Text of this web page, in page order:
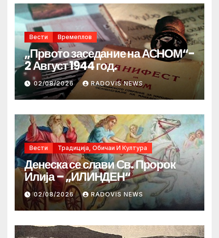
Вести Времеплов
„Првото заседание на АСНОМ“-
2 Август 1944 год.
02/08/2026 RADOVIS NEWS
Вести Традиција, Обичаи И Култура
Денеска се слави Св. Пророк
Илија – „ИЛИНДЕН“
02/08/2026 RADOVIS NEWS